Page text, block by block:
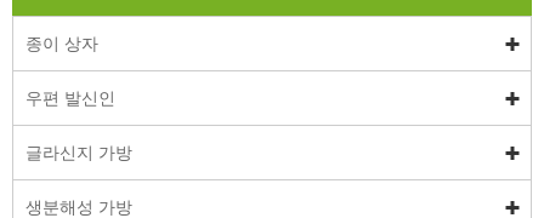
종이 상자
우편 발신인
글라신지 가방
생분해성 가방